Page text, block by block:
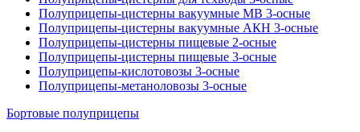
Полуприцепы-цистерны вакуумные МВ 3-осные
Полуприцепы-цистерны вакуумные АКН 3-осные
Полуприцепы-цистерны пищевые 2-осные
Полуприцепы-цистерны пищевые 3-осные
Полуприцепы-кислотовозы 3-осные
Полуприцепы-метаноловозы 3-осные
Бортовые полуприцепы